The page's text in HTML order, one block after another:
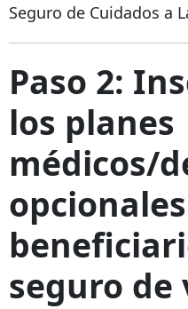
Seguro de Cuidados a
Paso 2:
los planes
médicos/
seguro de